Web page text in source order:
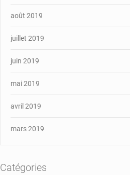
août 2019
juillet 2019
juin 2019
mai 2019
avril 2019
mars 2019
Catégories